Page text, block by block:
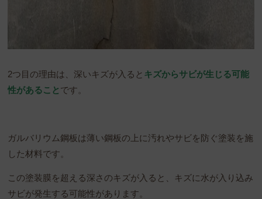
2つ目の理由は、深いキズが入ると キズからサビが生じる可能
性があること です。
ガルバリウム鋼板は薄い鋼板の上に汚れやサビを防ぐ塗装を施
した材料です。
この塗装膜を超える深さのキズが入ると、キズに水が入り込み
サビが発生する可能性があります。